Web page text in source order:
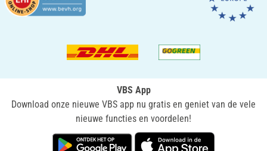
VBS App
Download onze nieuwe VBS app nu gratis en geniet van de vele
nieuwe functies en voordelen!